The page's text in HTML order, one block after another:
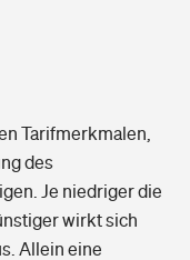
Tarifmerkmalen,
des
Je niedriger die
wirkt sich
Allein eine